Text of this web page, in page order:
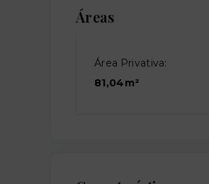
Áreas
Área Privativa:
81,04m²